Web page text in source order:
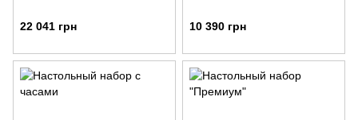
22 041 грн 10 390 грн